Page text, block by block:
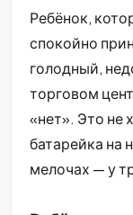
Ребёнок,
спокойно
голодный,
торговом
«нет». Это не
батарейка на
мелочах — у